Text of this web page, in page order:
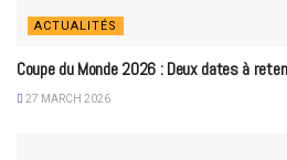
ACTUALITÉS
Coupe du Monde 2026 : Deux dates à
27 MARCH 2026